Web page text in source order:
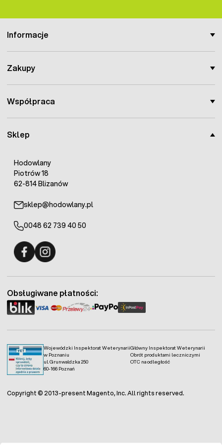
Sklep
Hodowlany
Piotrów 18
62-814 Blizanów
sklep@hodowlany.pl
0048 62 739 40 50
Informacje
Zakupy
Współpraca
Wojewódzki Inspektorat Weterynarii
w Poznaniu
ul. Grunwaldzka 250
60-166 Poznań
Główny Inspektorat Weterynarii
Obrót produktami leczniczymi
OTC na odległość
Obsługiwane płatności:
Copyright © 2013-present Magento, Inc. All rights reserved.